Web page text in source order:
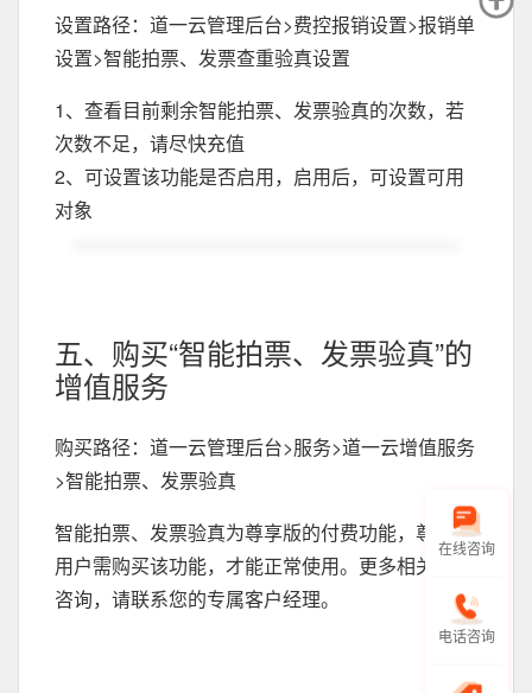
设置路径：道一云管理后台>费控报销设置>报销单
设置>智能拍票、发票查重验真设置
1、查看目前剩余智能拍票、发票验真的次数，若
次数不足，请尽快充值
2、可设置该功能是否启用，启用后，可设置可用
对象
五、购买“智能拍票、发票验真”的
增值服务
购买路径：道一云管理后台>服务>道一云增值服务
>智能拍票、发票验真
智能拍票、发票验真为尊享版的付费功能，尊享版
用户需购买该功能，才能正常使用。更多相关内容
咨询，请联系您的专属客户经理。
在线咨询
电话咨询